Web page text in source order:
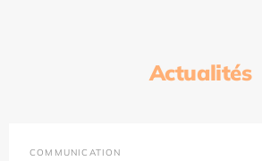
Actualités
COMMUNICATION